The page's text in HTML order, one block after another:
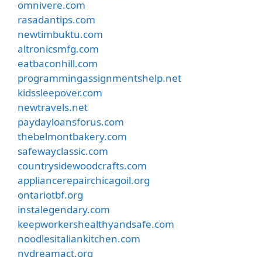
omnivere.com
rasadantips.com
newtimbuktu.com
altronicsmfg.com
eatbaconhill.com
programmingassignmentshelp.net
kidssleepover.com
newtravels.net
paydayloansforus.com
thebelmontbakery.com
safewayclassic.com
countrysidewoodcrafts.com
appliancerepairchicagoil.org
ontariotbf.org
instalegendary.com
keepworkershealthyandsafe.com
noodlesitaliankitchen.com
nydreamact.org